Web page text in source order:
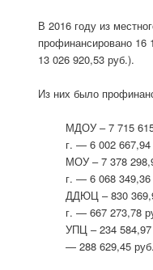
В 2016 году из
профинансировано 16
13 026 920,53 руб.).
Из них было
МДОУ – 7 715
г. — 6 002 667,94
МОУ – 7 378
г. — 6 068 349,36
ДДЮЦ – 830
г. — 667 273,78
УПЦ – 234 584,97
— 288 629,45